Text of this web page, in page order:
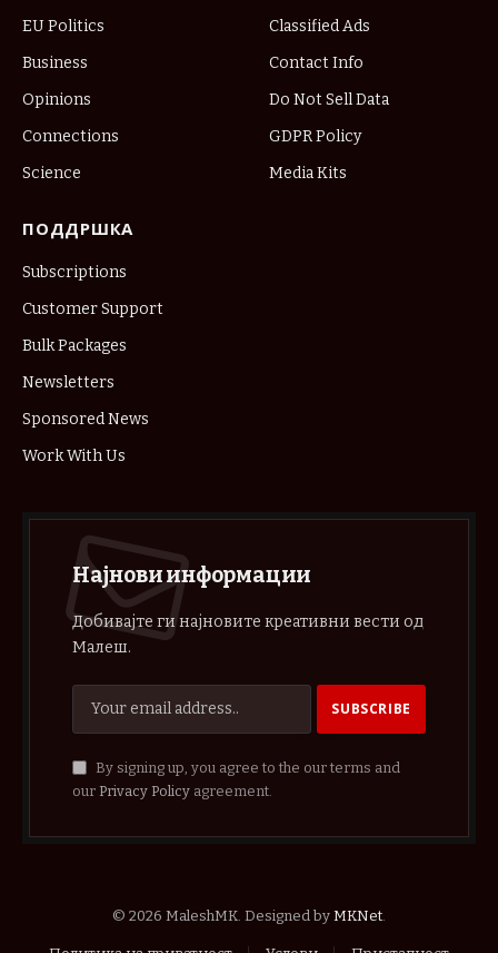
EU Politics
Business
Opinions
Connections
Science
Classified Ads
Contact Info
Do Not Sell Data
GDPR Policy
Media Kits
ПОДДРШКА
Subscriptions
Customer Support
Bulk Packages
Newsletters
Sponsored News
Work With Us
Најнови информации
Добивајте ги најновите креативни вести од
Малеш.
By signing up, you agree to the our terms and
our Privacy Policyagreement.
© 2026 MaleshMK. Designed by MKNet